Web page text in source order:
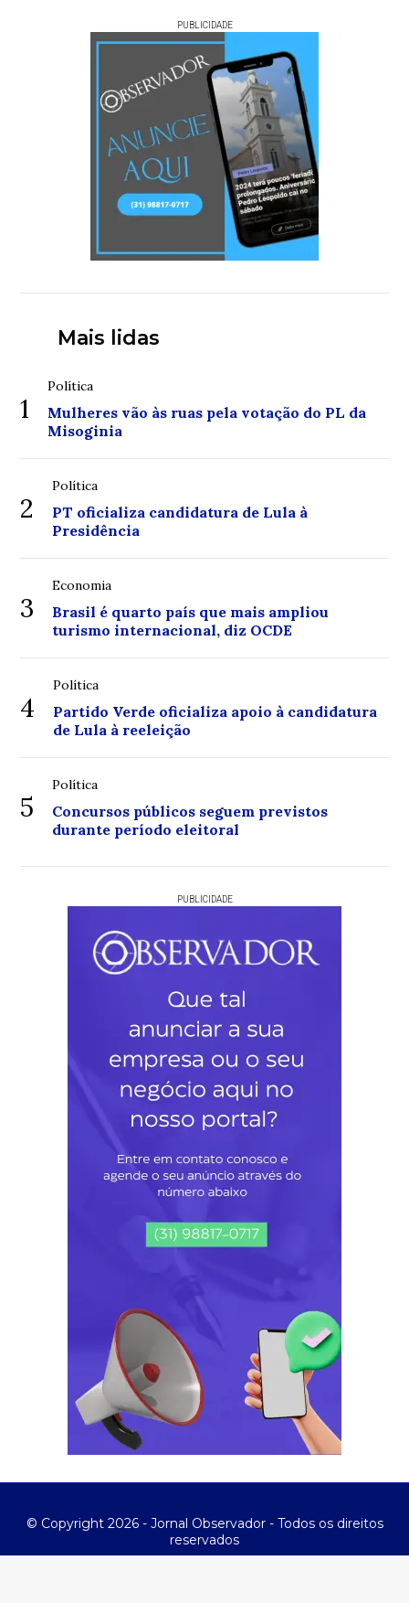
PUBLICIDADE
Mais lidas
1
Política
Mulheres vão às ruas pela votação do PL da
Misoginia
2
Política
PT oficializa candidatura de Lula à
Presidência
3
Economia
Brasil é quarto país que mais ampliou
turismo internacional, diz OCDE
4
Política
Partido Verde oficializa apoio à candidatura
de Lula à reeleição
5
Política
Concursos públicos seguem previstos
durante período eleitoral
PUBLICIDADE
© Copyright 2026 - Jornal Observador - Todos os direitos
reservados